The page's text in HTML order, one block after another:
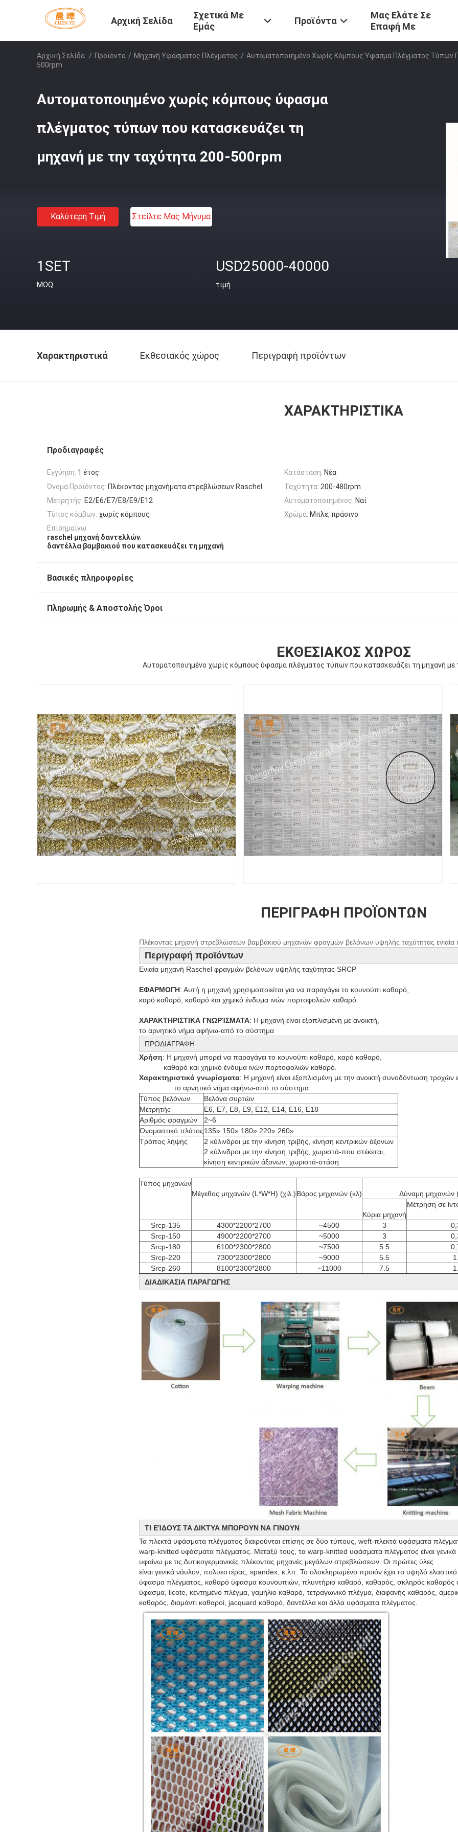
Αρχική Σελίδα
Σχετικά Με
Εμάς
Προϊόντα
Μας Ελάτε Σε
Επαφή Με
Αρχική Σελίδα / Προϊόντα / Μηχανή Υφάσματος Πλέγματος / Αυτοματοποιημένο Χωρίς Κόμπους Ύφασμα Πλέγματος Τύπων
500rpm
Αυτοματοποιημένο χωρίς κόμπους ύφασμα
πλέγματος τύπων που κατασκευάζει τη
μηχανή με την ταχύτητα 200-500rpm
Καλύτερη Τιμή Στείλτε Μας Μήνυμα
1SET
MOQ
USD25000-40000
τιμή
Χαρακτηριστικά Εκθεσιακός χώρος Περιγραφή προϊόντων
ΧΑΡΑΚΤΗΡΙΣΤΙΚΆ
Προδιαγραφές
Εγγύηση: 1 έτος Κατάσταση: Νέα
Όνομα Προϊόντος: Πλέκοντας μηχανήματα στρεβλώσεων Raschel Ταχύτητα: 200-480rpm
Μετρητής: E2/E6/E7/E8/E9/E12 Αυτοματοποιημένος: Ναί
Τύπος κόμβων: χωρίς κόμπους Χρώμα: Μπλε, πράσινο
Επισημαίνω:
raschel μηχανή δαντελλών,
δαντέλλα βαμβακιού που κατασκευάζει τη μηχανή
Βασικές πληροφορίες
Πληρωμής & Αποστολής Όροι
ΕΚΘΕΣΙΑΚΌΣ ΧΏΡΟΣ
Αυτοματοποιημένο χωρίς κόμπους ύφασμα πλέγματος τύπων που κατασκευάζει τη μηχανή
ΠΕΡΙΓΡΑΦΉ ΠΡΟΪΌΝΤΩΝ
Πλέκοντας μηχανή στρεβλώσεων βαμβακιού μηχανών φραγμών βελόνων υψηλής ταχύτητας ενιαία
Περιγραφή προϊόντων
Ενιαία μηχανή Raschel φραγμών βελόνων υψηλής ταχύτητας SRCP
ΕΦΑΡΜΟΓΗ: Αυτή η μηχανή χρησιμοποιείται για να παραγάγει το κουνούπι καθαρό,
καρό καθαρό, καθαρό και χημικό ένδυμα ινών πορτοφολιών καθαρό.
ΧΑΡΑΚΤΗΡΙΣΤΙΚΑ ΓΝΩΡΊΣΜΑΤΑ: Η μηχανή είναι εξοπλισμένη με ανοικτή,
το αρνητικό νήμα αφήνω-από το σύστημα
ΠΡΟΔΙΑΓΡΑΦΗ
Χρήση: Η μηχανή μπορεί να παραγάγει το κουνούπι καθαρό, καρό καθαρό,
Χαρακτηριστικά γνωρίσματα: Η μηχανή είναι εξοπλισμένη με την ανοικτή συνοδόντωση τροχών
                 το αρνητικό νήμα αφήνω-από το σύστημα.
Τύπος βελόνων
Βελόνα συρτών
Μετρητής
E6, E7, E8, E9, E12, E14, E16, E18
Αριθμός φραγμών
2~6
Ονομαστικό πλάτος135» 150» 180» 220» 260»
Τρόπος λήψης
2 κύλινδροι με την κίνηση τριβής, κίνηση κεντρικών άξονων
2 κύλινδροι με την κίνηση τριβής, χωριστά-που στέκεται,
κίνηση κεντρικών άξονων, χωριστά-στάση
Κύρια μηχανή
Μέτρηση σε
Srcp-135 4300*2200*2700 ~4500 3
Srcp-150
4900*2200*2700 ~5000 3
Srcp-180
6100*2300*2800 ~7500 5.5
Srcp-220
7300*2300*2800 ~9000 5.5
Srcp-260
8100*2300*2800 ~11000 7.5
ΔΙΑΔΙΚΑΣΙΑ ΠΑΡΑΓΩΓΗΣ
ΤΙ ΕΊΔΟΥΣ ΤΑ ΔΙΚΤΥΑ ΜΠΟΡΟΥΝ ΝΑ ΓΙΝΟΥΝ
Τα πλεκτά υφάσματα πλέγματος διαιρούνται επίσης σε δύο τύπους, weft-πλεκτά υφάσματα
warp-knitted υφάσματα πλέγματος. Μεταξύ τους, τα warp-knitted υφάσματα πλέγματος είναι γενικά
υφαίνω με τις Δυτικογερμανικές πλέκοντας μηχανές μεγάλων στρεβλώσεων. Οι πρώτες ύλες
είναι γενικά νάυλον, πολυεστέρας, spandex, κ.λπ. Το ολοκληρωμένο προϊόν έχει το υψηλό ελαστικό
ύφασμα πλέγματος, καθαρό ύφασμα κουνουπιών, πλυντήριο καθαρό, καθαρός, σκληρός καθαρός
ύφασμα, licote, κεντημένο πλέγμα, γαμήλιο καθαρό, τετραγωνικό πλέγμα, διαφανής καθαρός,
καθαρός, διαμάντι καθαροί, jacquard καθαρό, δαντέλλα και άλλα υφάσματα πλέγματος.